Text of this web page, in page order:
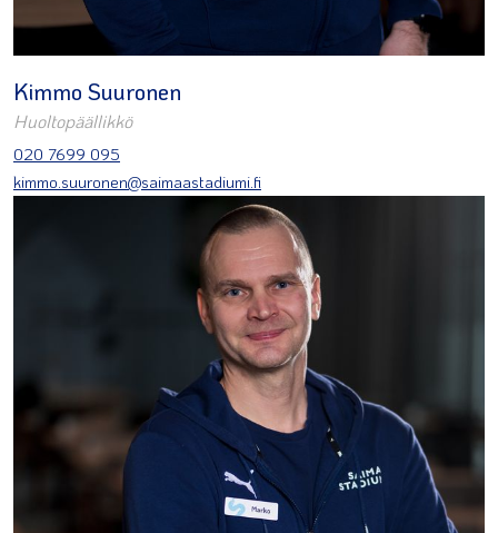
Kimmo Suuronen
Huoltopäällikkö
020 7699 095
kimmo.suuronen@saimaastadiumi.fi